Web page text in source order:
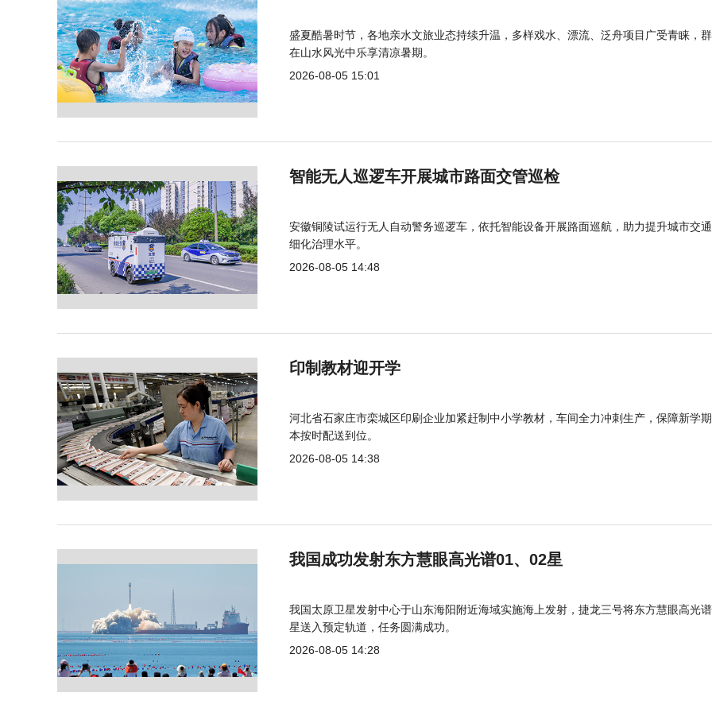
盛夏酷暑时节，各地亲水文旅业态持续升温，多样戏水、漂流、泛舟项目广受青睐，
在山水风光中乐享清凉暑期。
2026-08-05 15:01
智能无人巡逻车开展城市路面交管巡检
安徽铜陵试运行无人自动警务巡逻车，依托智能设备开展路面巡航，助力提升城市交
细化治理水平。
2026-08-05 14:48
印制教材迎开学
河北省石家庄市栾城区印刷企业加紧赶制中小学教材，车间全力冲刺生产，保障新学
本按时配送到位。
2026-08-05 14:38
我国成功发射东方慧眼高光谱01、02星
我国太原卫星发射中心于山东海阳附近海域实施海上发射，捷龙三号将东方慧眼高光
星送入预定轨道，任务圆满成功。
2026-08-05 14:28